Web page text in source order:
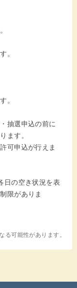
。
。
抽選申込の前に
ます。
可申込が行えま
日の空き状況を表
限がありま
る可能性があります。